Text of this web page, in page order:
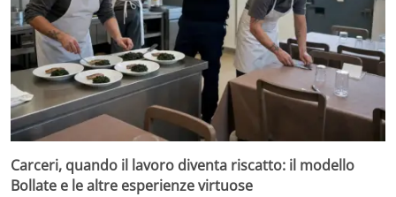
Carceri, quando il lavoro diventa riscatto: il modello
Bollate e le altre esperienze virtuose